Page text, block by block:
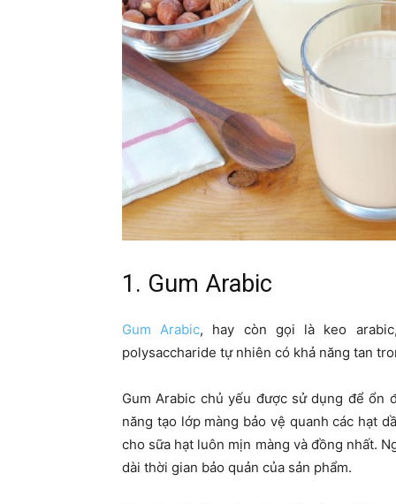
1. Gum Arabic
Gum Arabic, hay còn gọi là keo
polysaccharide tự nhiên có khả năng tan
Gum Arabic chủ yếu được sử dụng để ổn
năng tạo lớp màng bảo vệ quanh các hạt
cho sữa hạt luôn mịn màng và đồng nhất.
dài thời gian bảo quản của sản phẩm.